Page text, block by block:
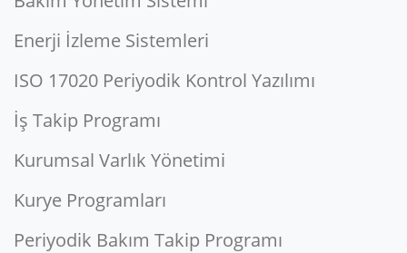
Enerji İzleme Sistemleri
ISO 17020 Periyodik Kontrol Yazılımı
İş Takip Programı
Kurumsal Varlık Yönetimi
Kurye Programları
Periyodik Bakım Takip Programı